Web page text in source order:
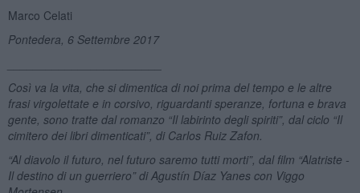
Marco Celati
Pontedera, 6 Settembre 2017
Così va la vita, che si dimentica di noi prima del tempo e le altre
frasi virgolettate e in corsivo, riguardanti speranze, fortuna e brava
gente, sono tratte dal romanzo “Il labirinto degli spiriti”, dal ciclo “Il
cimitero dei libri dimenticati”, diCarlos Ruiz Zafon
“Al diavolo il futuro, nel futuro saremo tutti morti”, dal film “Alatriste -
Il destino di un guerriero” di Agustín Díaz Yanes con Viggo